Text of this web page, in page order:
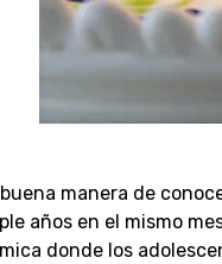
manera de
años en el mismo
donde los